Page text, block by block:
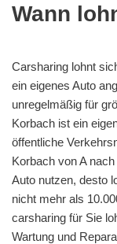
Wann
Carsharing lohnt
ein eigenes Auto
unregelmäßig für
Korbach ist ein
öffentliche
Korbach von A
Auto nutzen, desto
nicht mehr als
carsharing für Sie
Wartung und